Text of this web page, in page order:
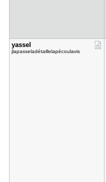
yassel
jlapasseladétaillelapécoulavis